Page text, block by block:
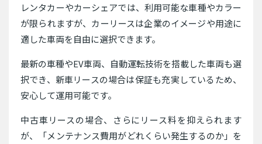
レンタカーやカーシェアでは、利用可能な車種やカラー
が限られますが、カーリースは企業のイメージや用途に
適した車両を自由に選択できます。
最新の車種やEV車両、自動運転技術を搭載した車両も選
択でき、新車リースの場合は保証も充実しているため、
安心して運用可能です。
中古車リースの場合、さらにリース料を抑えられます
が、「メンテナンス費用がどれくらい発生するのか」を